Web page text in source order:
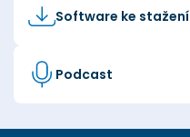
Software ke stažení
Podcast